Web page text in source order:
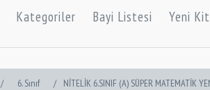
Kategoriler Bayi Listesi Yeni
/ 6. Sınıf / NİTELİK 6.SINIF (A) SÜPER MATEMATİK